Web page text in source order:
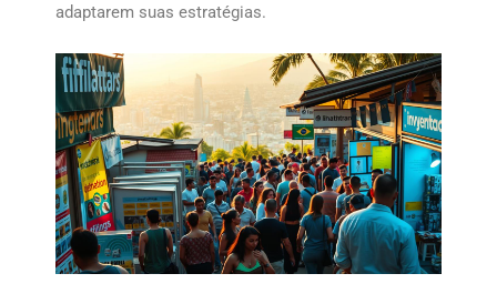
adaptarem suas estratégias.